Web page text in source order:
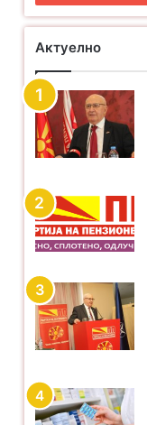
Актуелно